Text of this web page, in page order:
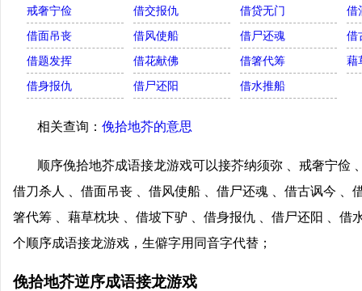
戒奢宁俭 借交报仇 借贷无门
借
借面吊丧
借风使船 借尸还魂
借
借题发挥
借花献佛 借箸代筹
藉
借身报仇
借尸还阳 借水推船
相关查询： 俛拾地芥的意思
顺序俛拾地芥成语接龙游戏可以接芥纳须弥 、戒奢宁俭
借刀杀人 、借面吊丧 、借风使船 、借尸还魂 、借古讽今 、
箸代筹 、藉草枕块 、借坡下驴 、借身报仇 、借尸还阳 、借
个顺序成语接龙游戏，生僻字用同音字代替；
俛拾地芥逆序成语接龙游戏